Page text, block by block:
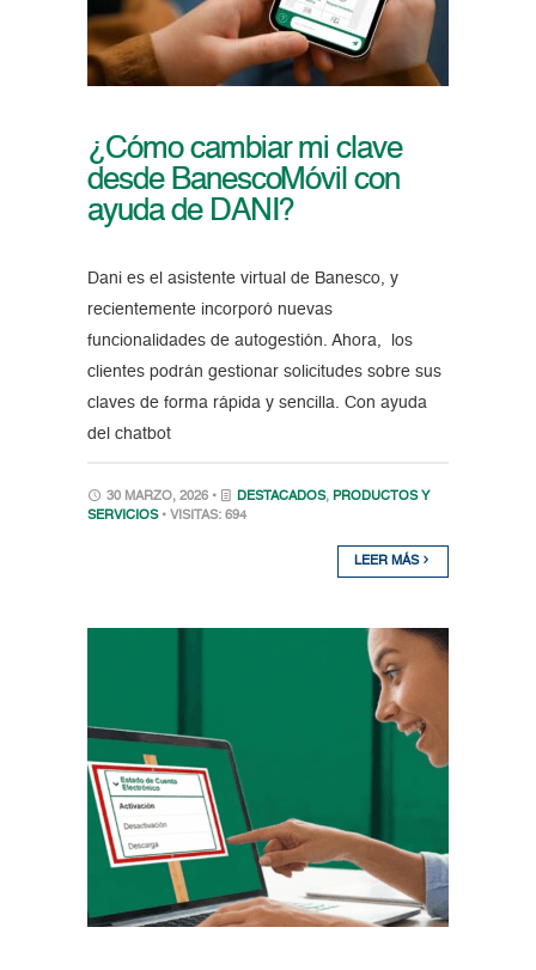
¿Cómo cambiar mi clave
desde BanescoMóvil con
ayuda de DANI?
Dani es el asistente virtual de Banesco, y
recientemente incorporó nuevas
funcionalidades de autogestión. Ahora, los
clientes podrán gestionar solicitudes sobre sus
claves de forma rápida y sencilla. Con ayuda
del chatbot
30 MARZO, 2026 • DESTACADOS, PRODUCTOS Y
SERVICIOS • VISITAS: 694
LEER MÁS